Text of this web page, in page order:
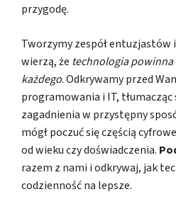
przygodę.
Tworzymy zespół
wierzą, że technologia
każdego. Odkrywamy przed
programowania i IT,
zagadnienia w przystępny
mógł poczuć się częścią
od wieku czy doświadczenia.
razem z nami i odkrywaj, jak
codzienność na lepsze.